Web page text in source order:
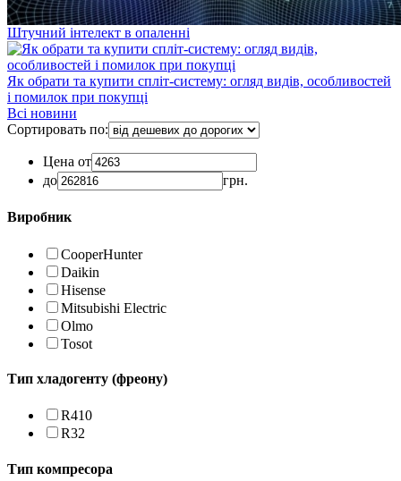
Штучний інтелект в опаленні
Як обрати та купити спліт-систему: огляд видів, особливостей
і помилок при покупці
Всі новини
Сортировать по:
Цена от
до
грн.
Виробник
CooperHunter
Daikin
Hisense
Mitsubishi Electric
Olmo
Tosot
Тип хладогенту (фреону)
R410
R32
Тип компресора